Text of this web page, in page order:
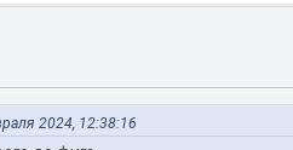
2024, 12:38:16